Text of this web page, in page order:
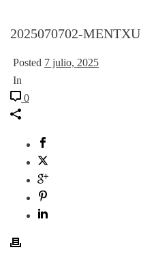
2025070702-MENTXU
Posted 7 julio, 2025
In
0